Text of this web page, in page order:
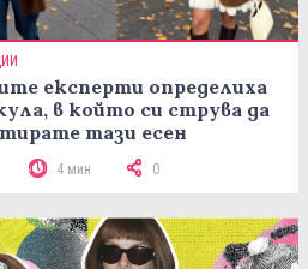
експерти определиха
в който си струва да
тази есен
4 мин 0